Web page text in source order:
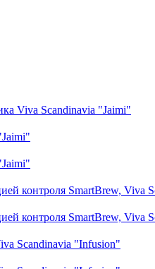
Viva Scandinavia "Jaimi"
контроля SmartBrew, Viva
контроля SmartBrew, Viva
Scandinavia "Infusion"